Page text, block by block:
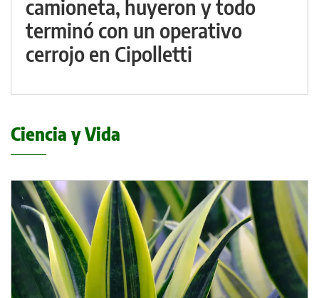
camioneta, huyeron y todo
terminó con un operativo
cerrojo en Cipolletti
Ciencia y Vida